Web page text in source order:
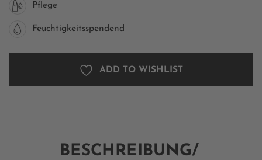
Pflege
Feuchtigkeitsspendend
ADD TO WISHLIST
BESCHREIBUNG/